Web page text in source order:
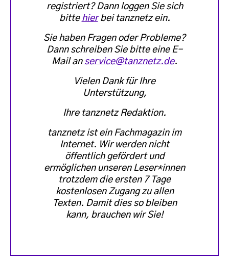
registriert? Dann loggen Sie sich
bitte hierbei tanznetz ein.
Sie haben Fragen oder Probleme?
Dann schreiben Sie bitte eine E-
Mail an service@tanznetz.de.
Vielen Dank für Ihre
Unterstützung,
Ihre tanznetz Redaktion.
tanznetz ist ein Fachmagazin im
Internet. Wir werden nicht
öffentlich gefördert und
ermöglichen unseren Leser*innen
trotzdem die ersten 7 Tage
kostenlosen Zugang zu allen
Texten. Damit dies so bleiben
kann, brauchen wir Sie!